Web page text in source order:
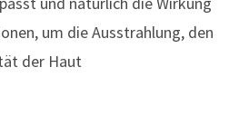
um die Ausstrahlung, den
der Haut